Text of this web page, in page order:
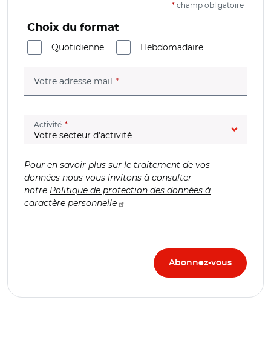
* champ obligatoire
Choix du format
Quotidienne
Hebdomadaire
Votre adresse mail (champ obligatoire)
Activité (champ obligatoire)
Pour en savoir plus sur le traitement de vos
données nous vous invitons à consulter
notre Politique de protection des données à
caractère personnelle